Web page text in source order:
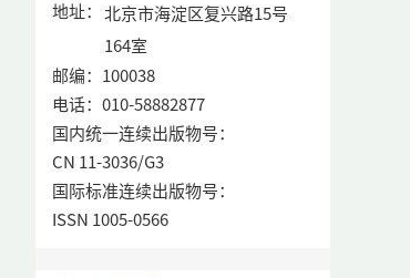
地址： 北京市海淀区复兴路15号
164室
邮编：100038
电话：010-58882877
国内统一连续出版物号：
CN 11-3036/G3
国际标准连续出版物号：
ISSN 1005-0566